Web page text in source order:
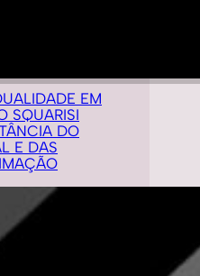
EM
SQUARISI
DO
E DAS